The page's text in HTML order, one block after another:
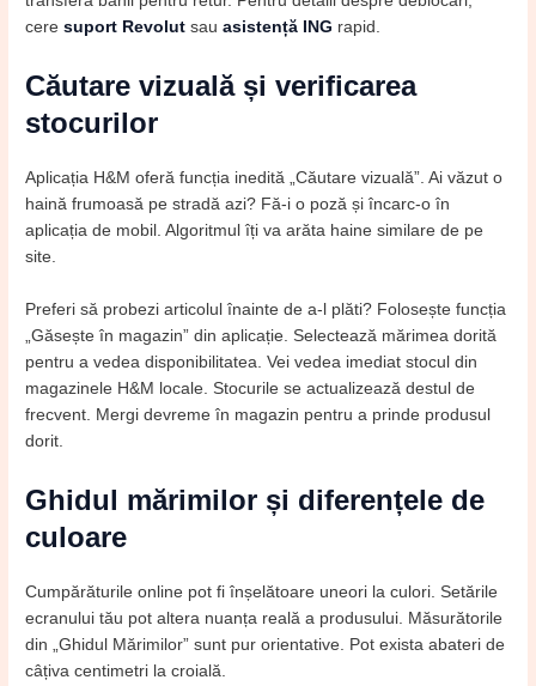
ceresuport Revolut sauasistență ING rapid.
Căutare vizuală și verificarea
stocurilor
Aplicația H&M oferă funcția inedită „Căutare vizuală”. Ai văzut o
haină frumoasă pe stradă azi? Fă-i o poză și încarc-o în
aplicația de mobil. Algoritmul îți va arăta haine similare de pe
site.
Preferi să probezi articolul înainte de a-l plăti? Folosește funcția
„Găsește în magazin” din aplicație. Selectează mărimea dorită
pentru a vedea disponibilitatea. Vei vedea imediat stocul din
magazinele H&M locale. Stocurile se actualizează destul de
frecvent. Mergi devreme în magazin pentru a prinde produsul
dorit.
Ghidul mărimilor și diferențele de
culoare
Cumpărăturile online pot fi înșelătoare uneori la culori. Setările
ecranului tău pot altera nuanța reală a produsului. Măsurătorile
din „Ghidul Mărimilor” sunt pur orientative. Pot exista abateri de
câțiva centimetri la croială.